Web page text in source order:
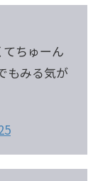
ちゅーん
もみる気が